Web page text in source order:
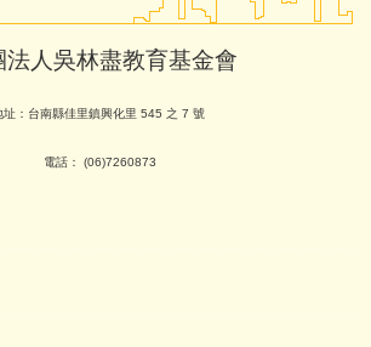
法人吳林盡教育基金會
址：台南縣佳里鎮興化里 545 之 7 號
電話： (06)7260873